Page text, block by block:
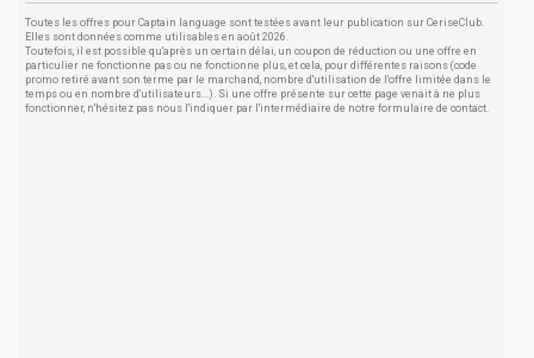
Toutes les offres pour Captain language sont testées avant leur publication sur CeriseClub.
Elles sont données comme utilisables en août 2026.
Toutefois, il est possible qu'après un certain délai, un coupon de réduction ou une offre en
particulier ne fonctionne pas ou ne fonctionne plus, et cela, pour différentes raisons (code
promo retiré avant son terme par le marchand, nombre d'utilisation de l'offre limitée dans le
temps ou en nombre d'utilisateurs...). Si une offre présente sur cette page venait à ne plus
fonctionner, n'hésitez pas nous l'indiquer par l'intermédiaire de notre formulaire de contact.